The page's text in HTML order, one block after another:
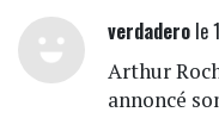
verdaderole
Arthur
annoncé